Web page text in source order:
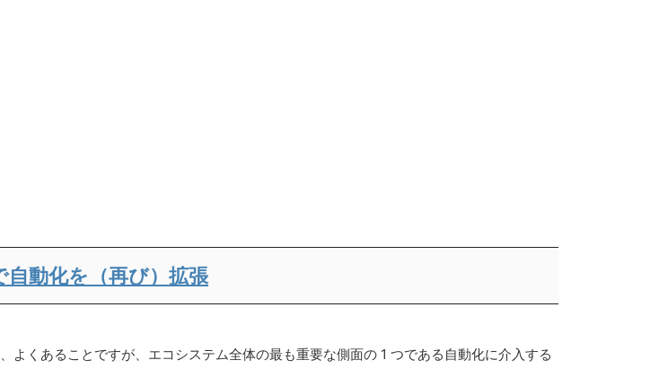
動化を（再び）拡張
くあることですが、エコシステム全体の最も重要な側面の 1 つである自動化に介入する